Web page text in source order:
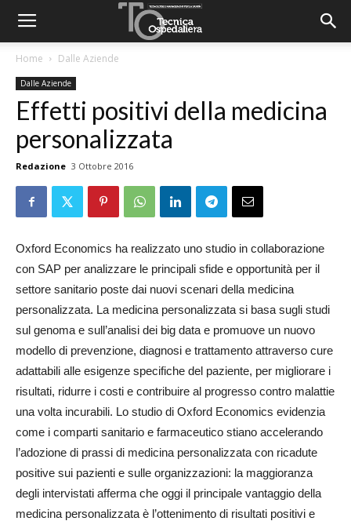
Home Dalle Aziende
Dalle Aziende
Effetti positivi della medicina
personalizzata
Redazione 3 Ottobre 2016
Oxford Economics ha realizzato uno studio in collaborazione
con SAP per analizzare le principali sfide e opportunità per il
settore sanitario poste dai nuovi scenari della medicina
personalizzata. La medicina personalizzata si basa sugli studi
sul genoma e sull’analisi dei big data e promuove un nuovo
modello di prevenzione, diagnosi e trattamento attraverso cure
adattabili alle esigenze specifiche del paziente, per migliorare i
risultati, ridurre i costi e contribuire al progresso contro malattie
una volta incurabili. Lo studio di Oxford Economics evidenzia
come i comparti sanitario e farmaceutico stiano accelerando
l’adozione di prassi di medicina personalizzata con ricadute
positive sui pazienti e sulle organizzazioni: la maggioranza
degli intervistati afferma che oggi il principale vantaggio della
medicina personalizzata è l’ottenimento di risultati positivi e